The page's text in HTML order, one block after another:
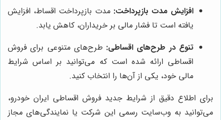
افزایش مدت بازپرداخت: مدت بازپرداخت اقساط، افزایش
یافته است تا فشار مالی بر خریداران، کاهش یابد.
تنوع در طرح‌های اقساطی: طرح‌های متنوعی برای فروش
اقساطی ارائه شده است که می‌توانید بر اساس شرایط
مالی خود، یکی از آن‌ها را انتخاب کنید.
برای اطلاع دقیق از شرایط جدید فروش اقساطی ایران خودرو،
می‌توانید به وب‌سایت رسمی این شرکت یا نمایندگی‌های مجاز